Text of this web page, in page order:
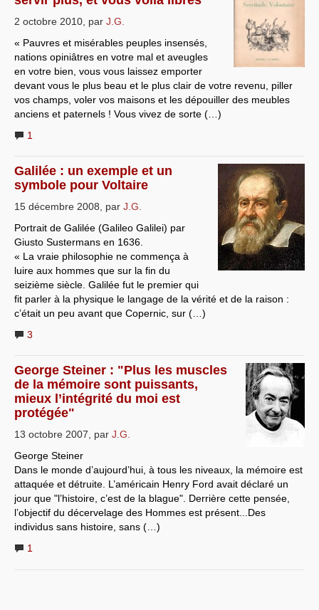
2 octobre 2010 par J.G.
« Pauvres et misérables peuples insensés,
nations opiniâtres en votre mal et aveugles
en votre bien, vous vous laissez emporter
devant vous le plus beau et le plus clair de votre revenu, piller
vos champs, voler vos maisons et les dépouiller des meubles
anciens et paternels ! Vous vivez de sorte (…)
1
Galilée : un exemple et un
symbole pour Voltaire
15 décembre 2008 par J.G.
Portrait de Galilée (Galileo Galilei) par
Giusto Sustermans en 1636.
« La vraie philosophie ne commença à
luire aux hommes que sur la fin du
seizième siècle. Galilée fut le premier qui
fit parler à la physique le langage de la vérité et de la raison :
c’était un peu avant que Copernic, sur (…)
3
George Steiner : "Plus les muscles
de la mémoire sont puissants,
mieux l’intégrité du moi est
protégée"
13 octobre 2007 par J.G.
George Steiner
Dans le monde d’aujourd’hui, à tous les niveaux, la mémoire est
attaquée et détruite. L’américain Henry Ford avait déclaré un
jour que "l’histoire, c’est de la blague". Derrière cette pensée,
l’objectif du décervelage des Hommes est présent...Des
individus sans histoire, sans (…)
1